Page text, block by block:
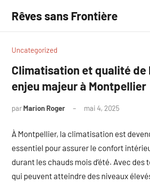
contenu
Rêves sans Frontière
Uncategorized
Climatisation et qualité de
enjeu majeur à Montpellier
par Marion Roger mai 4, 2025
À Montpellier, la climatisation est
essentiel pour assurer le confort
durant les chauds mois d’été. Avec des
qui peuvent atteindre des niveaux